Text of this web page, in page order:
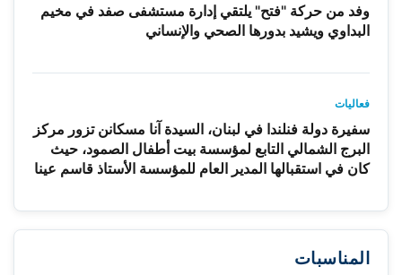
وفد من حركة "فتح" يلتقي إدارة مستشفى صفد في مخيم
البداوي ويشيد بدورها الصحي والإنساني
فعاليات
سفيرة دولة فنلندا في لبنان، السيدة آنا مسكانن تزور مركز
البرج الشمالي التابع لمؤسسة بيت أطفال الصمود، حيث
كان في استقبالها المدير العام للمؤسسة الأستاذ قاسم عينا
المناسبات